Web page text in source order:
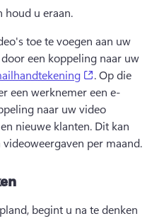
in a new tab)
houd u eraan.
toe te voegen aan uw
een koppeling naar uw
(opens in a
. Op die
een werknemer een e-
naar uw video
nieuwe klanten. Dit kan
per maand.
begint u na te denken